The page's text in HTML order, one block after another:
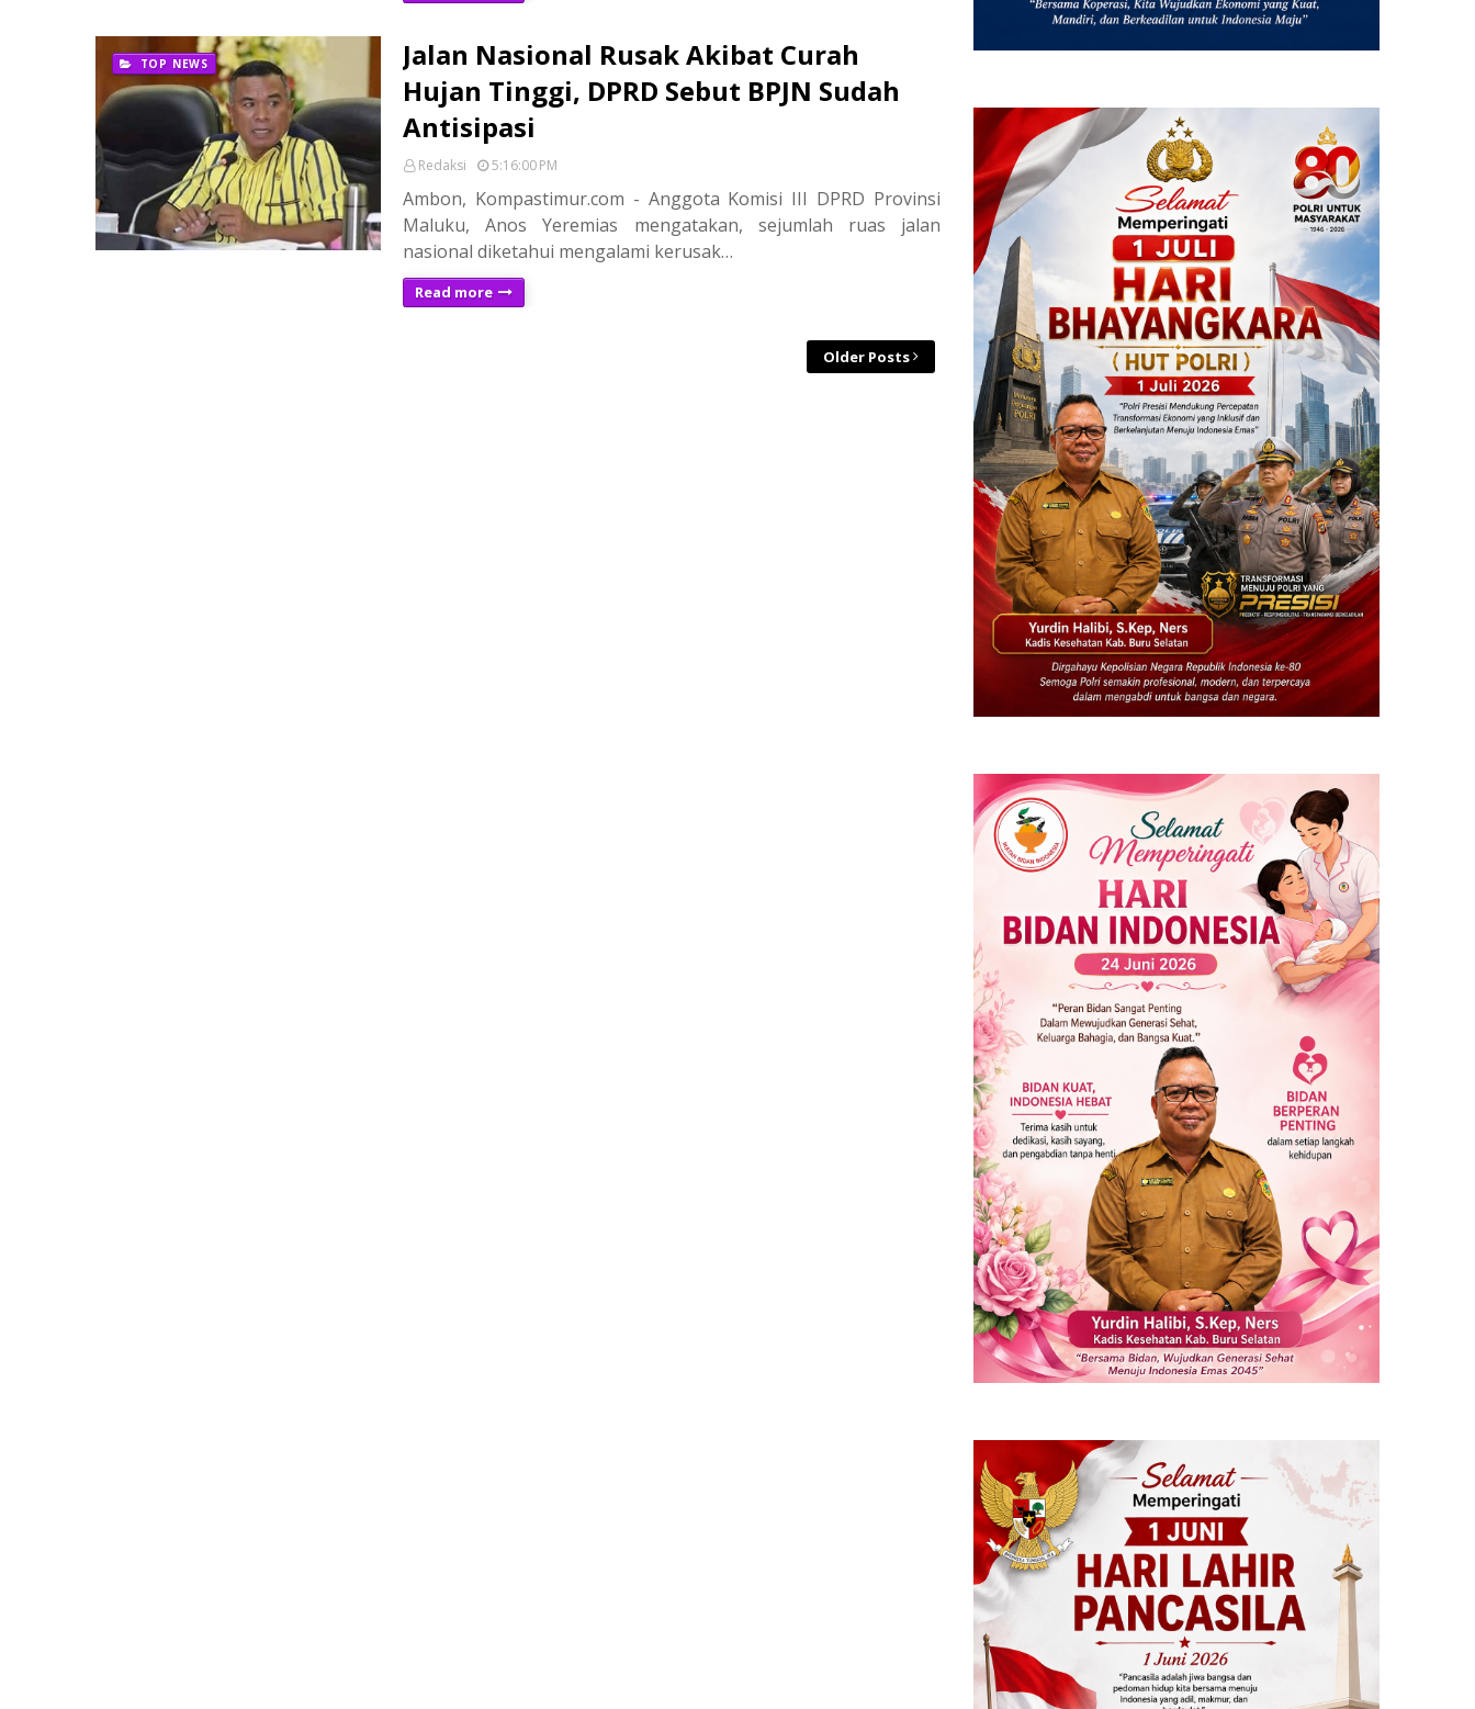
TOP NEWS
Jalan Nasional Rusak Akibat Curah
Hujan Tinggi, DPRD Sebut BPJN Sudah
Antisipasi
Redaksi 5:16:00 PM
Ambon, Kompastimur.com - Anggota Komisi III DPRD Provinsi
Maluku, Anos Yeremias mengatakan, sejumlah ruas jalan
nasional diketahui mengalami kerusak…
Read more
Older Posts